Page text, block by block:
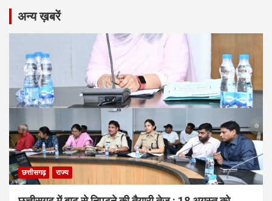
अन्य ख़बरें
छत्तीसगढ़ राज्य